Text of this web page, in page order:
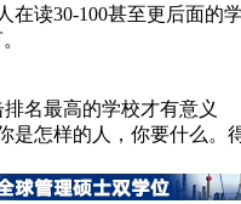
在读30-100甚至更后面的
名最高的学校才有意义
是怎样的人，你要什么。